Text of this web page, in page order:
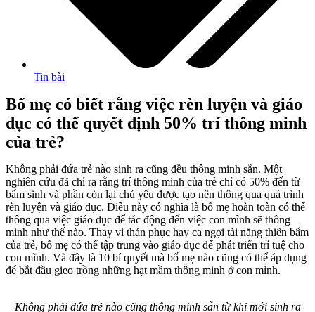
Tin bài
Bố mẹ có biết rằng việc rèn luyện và giáo
dục có thể quyết định 50% trí thông minh
của trẻ?
Không phải đứa trẻ nào sinh ra cũng đều thông minh sẵn. Một
nghiên cứu đã chỉ ra rằng trí thông minh của trẻ chỉ có 50% đến từ
bẩm sinh và phần còn lại chủ yếu được tạo nên thông qua quá trình
rèn luyện và giáo dục. Điều này có nghĩa là bố mẹ hoàn toàn có thể
thông qua việc giáo dục để tác động đến việc con mình sẽ thông
minh như thế nào. Thay vì thán phục hay ca ngợi tài năng thiên bẩm
của trẻ, bố mẹ có thể tập trung vào giáo dục để phát triển trí tuệ cho
con mình. Và đây là 10 bí quyết mà bố mẹ nào cũng có thể áp dụng
để bắt đầu gieo trồng những hạt mầm thông minh ở con mình.
Không phải đứa trẻ nào cũng thông minh sẵn từ khi mới sinh ra